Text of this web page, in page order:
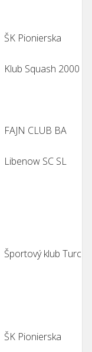
ŠK Pionierska
Klub Squash 2000
FAJN CLUB BA
Libenow SC SL
Športový klub Turca
ŠK Pionierska